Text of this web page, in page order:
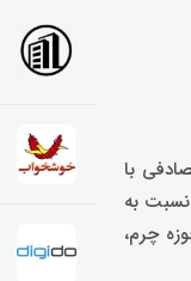
تصادفی با
نسبت به
در ۱۷ سالگی و با ورود به حوزه چرم،